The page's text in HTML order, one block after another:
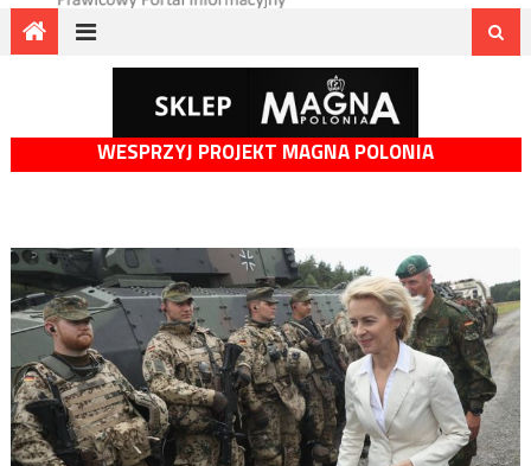
WESPRZYJ PROJEKT MAGNA POLONIA